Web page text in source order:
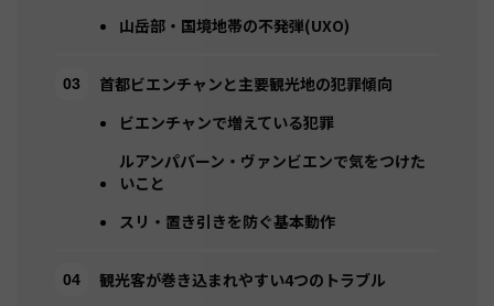
山岳部・国境地帯の不発弾(UXO)
首都ビエンチャンと主要観光地の犯罪傾向
ビエンチャンで増えている犯罪
ルアンパバーン・ヴァンビエンで気をつけた
いこと
スリ・置き引きを防ぐ基本動作
観光客が巻き込まれやすい4つのトラブル